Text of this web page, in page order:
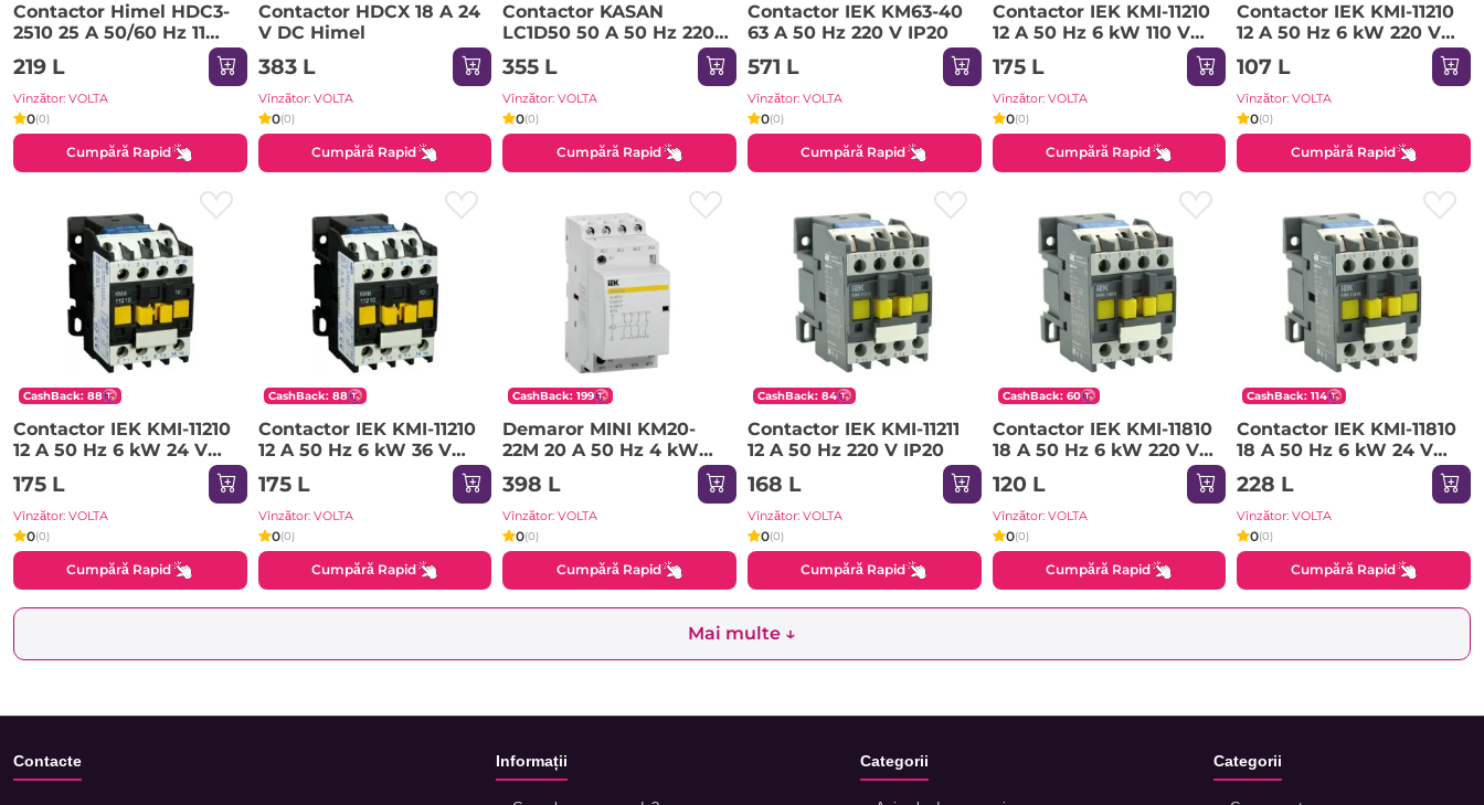
Contactor Himel HDC3-
2510 25 A 50/60 Hz 11
kW 220-690 V 36 V IP20
219 L
Vînzător: VOLTA
0(0)
Cumpără Rapid
Contactor HDCX 18 A 24
V DC Himel
383 L
Vînzător: VOLTA
0(0)
Cumpără Rapid
Contactor KASAN
LC1D50 50 A 50 Hz 220
V IP20
355 L
Vînzător: VOLTA
0(0)
Cumpără Rapid
Contactor IEK KM63-40
63 A 50 Hz 220 V IP20
571 L
Vînzător: VOLTA
0(0)
Cumpără Rapid
Contactor IEK KMI-11210
12 A 50 Hz 6 kW 110 V
IP20
175 L
Vînzător: VOLTA
0(0)
Cumpără Rapid
Contactor IEK KMI-11210
12 A 50 Hz 6 kW 220 V
IP20
107 L
Vînzător: VOLTA
0(0)
Cumpără Rapid
CashBack: 88
Contactor IEK KMI-11210
12 A 50 Hz 6 kW 24 V
IP20
175 L
Vînzător: VOLTA
0(0)
Cumpără Rapid
CashBack: 88
Contactor IEK KMI-11210
12 A 50 Hz 6 kW 36 V
IP20
175 L
Vînzător: VOLTA
0(0)
Cumpără Rapid
CashBack: 199
Demaror MINI KM20-
22M 20 A 50 Hz 4 kW
230 V IP20 IEK
398 L
Vînzător: VOLTA
0(0)
Cumpără Rapid
CashBack: 84
Contactor IEK KMI-11211
12 A 50 Hz 220 V IP20
168 L
Vînzător: VOLTA
0(0)
Cumpără Rapid
CashBack: 60
Contactor IEK KMI-11810
18 A 50 Hz 6 kW 220 V
IP20
120 L
Vînzător: VOLTA
0(0)
Cumpără Rapid
CashBack: 114
Contactor IEK KMI-11810
18 A 50 Hz 6 kW 24 V
IP20
228 L
Vînzător: VOLTA
0(0)
Cumpără Rapid
Mai multe ↓
Contacte Informații Categorii Categorii